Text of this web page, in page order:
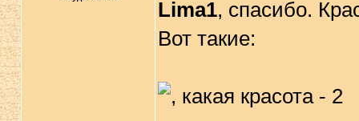
Lima1, спасибо.
Вот такие: